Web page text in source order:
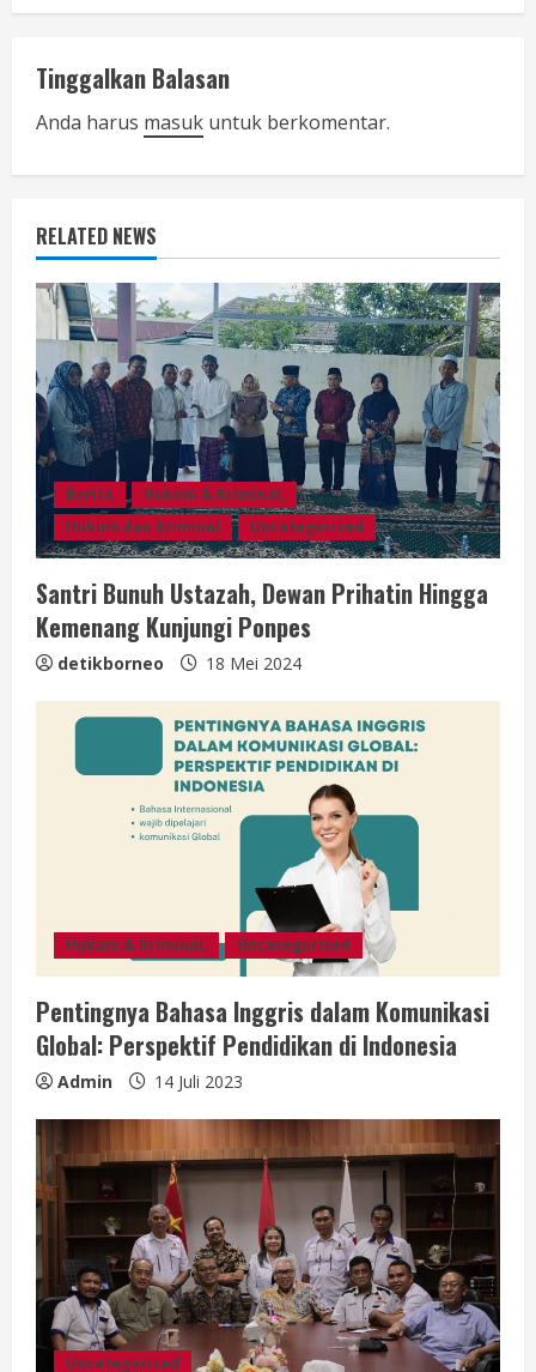
t
i
n
u
e
R
e
a
d
i
n
g
Tinggalkan Balasan
Anda harus masuk untuk berkomentar.
RELATED NEWS
Berita
Hukum & Kriminal,
Hukum dan Kriminal
Uncategorized
Santri Bunuh Ustazah, Dewan Prihatin Hingga
Kemenang Kunjungi Ponpes
detikborneo 18 Mei 2024
Hukum & Kriminal, Uncategorized
Pentingnya Bahasa Inggris dalam Komunikasi
Global: Perspektif Pendidikan di Indonesia
Admin 14 Juli 2023
Uncategorized